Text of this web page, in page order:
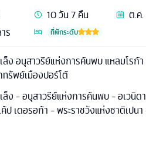
10วัน7คืน
ต.ค
ร ที่พักระดับ
ล็ง อนุสาวรีย์แห่งการค้นพบ แหลมโรก้า
รัพย์เมืองปอร์โต้
ล็ง - อนุสาวรีย์แห่งการค้นพบ - อเวนิด
ป เดอรอก้า - พระราชวังแห่งชาติเปน